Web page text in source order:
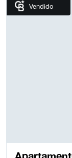
negociar com
com calma e
Vendido